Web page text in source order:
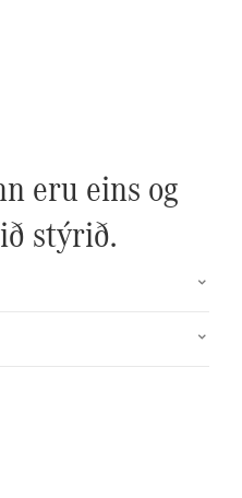
eru eins og
stýrið.